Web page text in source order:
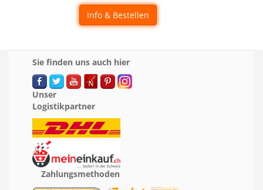
Info & Bestellen
Sie finden uns auch hier
Unser
Logistikpartner
Zahlungsmethoden